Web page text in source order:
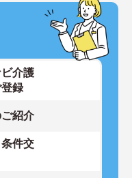
介護
録
紹介
件交